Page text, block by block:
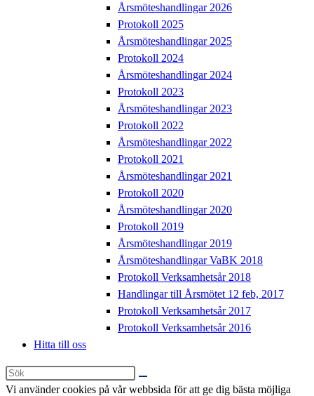
Årsmöteshandlingar 2026
Protokoll 2025
Årsmöteshandlingar 2025
Protokoll 2024
Årsmöteshandlingar 2024
Protokoll 2023
Årsmöteshandlingar 2023
Protokoll 2022
Årsmöteshandlingar 2022
Protokoll 2021
Årsmöteshandlingar 2021
Protokoll 2020
Årsmöteshandlingar 2020
Protokoll 2019
Årsmöteshandlingar 2019
Årsmöteshandlingar VaBK 2018
Protokoll Verksamhetsår 2018
Handlingar till Årsmötet 12 feb, 2017
Protokoll Verksamhetsår 2017
Protokoll Verksamhetsår 2016
Hitta till oss
Sök
på
Vi använder cookies på vår webbsida för att ge dig bästa möjliga